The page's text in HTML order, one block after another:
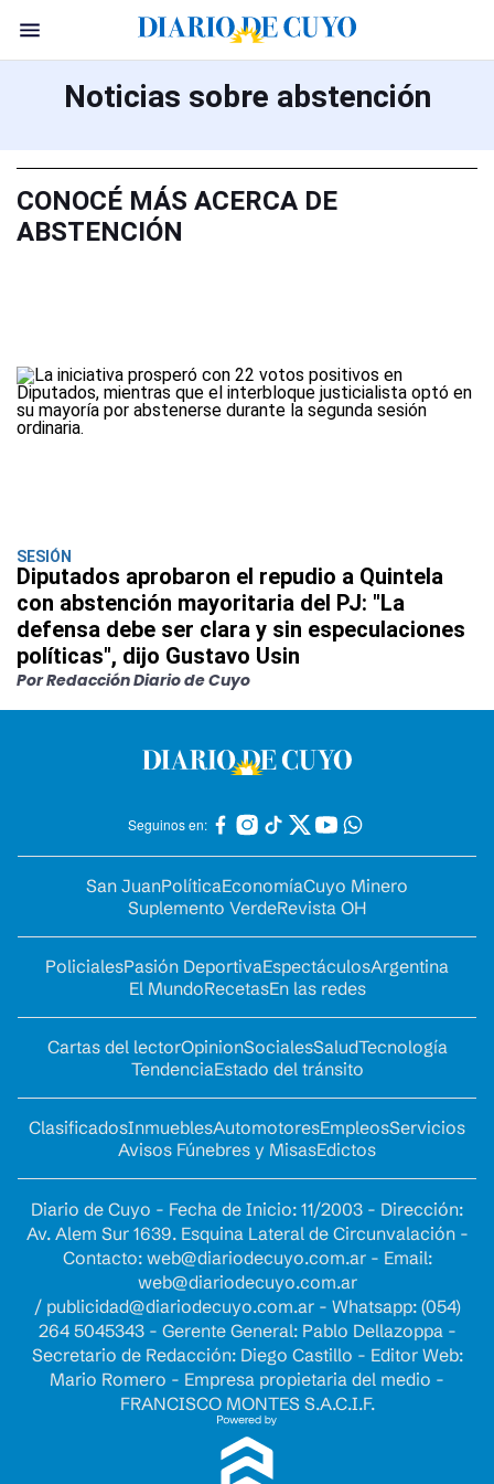
Noticias sobre abstención
CONOCÉ MÁS ACERCA DE
ABSTENCIÓN
SESIÓN
Diputados aprobaron el repudio a Quintela
con abstención mayoritaria del PJ: "La
defensa debe ser clara y sin especulaciones
políticas", dijo Gustavo Usin
Por Redacción Diario de Cuyo
Seguinos en:
San JuanPolíticaEconomíaCuyo Minero
Suplemento VerdeRevista OH
PolicialesPasión DeportivaEspectáculosArgentina
El MundoRecetasEn las redes
Cartas del lectorOpinionSocialesSaludTecnología
TendenciaEstado del tránsito
ClasificadosInmueblesAutomotoresEmpleosServicios
Avisos Fúnebres y MisasEdictos
Diario de Cuyo - Fecha de Inicio: 11/2003 - Dirección:
Av. Alem Sur 1639. Esquina Lateral de Circunvalación -
Contacto: web@diariodecuyo.com.ar- Email:
web@diariodecuyo.com.ar
/ publicidad@diariodecuyo.com.ar- Whatsapp: (054)
264 5045343 - Gerente General: Pablo Dellazoppa -
Secretario de Redacción: Diego Castillo - Editor Web:
Mario Romero - Empresa propietaria del medio -
FRANCISCO MONTES S.A.C.I.F.